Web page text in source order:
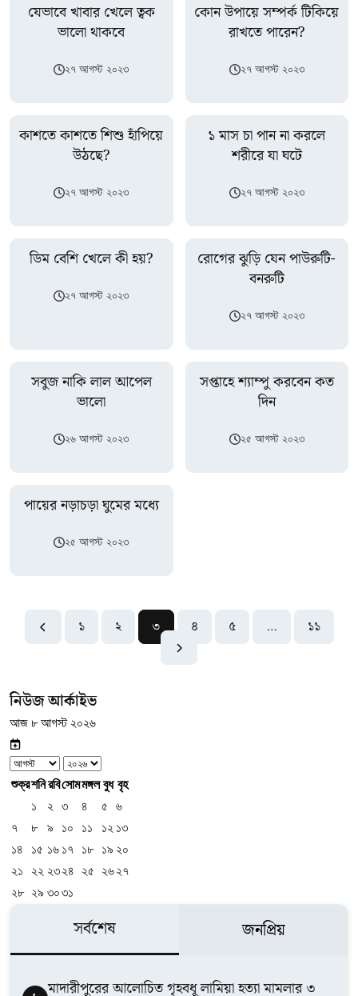
যেভাবে খাবার খেলে ত্বক
ভালো থাকবে
২৭ আগস্ট ২০২৩
কোন উপায়ে সম্পর্ক টিকিয়ে
রাখতে পারেন?
২৭ আগস্ট ২০২৩
কাশতে কাশতে শিশু হাঁপিয়ে
উঠছে?
২৭ আগস্ট ২০২৩
১ মাস চা পান না করলে
শরীরে যা ঘটে
২৭ আগস্ট ২০২৩
ডিম বেশি খেলে কী হয়?
২৭ আগস্ট ২০২৩
রোগের ঝুড়ি যেন পাউরুটি-
বনরুটি
২৭ আগস্ট ২০২৩
সবুজ নাকি লাল আপেল
ভালো
২৬ আগস্ট ২০২৩
সপ্তাহে শ্যাম্পু করবেন কত
দিন
২৫ আগস্ট ২০২৩
পায়ের নড়াচড়া ঘুমের মধ্যে
২৫ আগস্ট ২০২৩
১ ২ ৩ ৪ ৫ … ১১
নিউজ আর্কাইভ
আজ ৮ আগস্ট ২০২৬
শুক্রশনিরবিসোমমঙ্গল বুধ বৃহ
১
২ ৩ ৪ ৫
৬
৭
৮ ৯ ১০ ১১ ১২ ১৩
১৪
১৫ ১৬ ১৭ ১৮ ১৯ ২০
২১
২২ ২৩২৪ ২৫ ২৬২৭
২৮ ২৯ ৩০৩১
সর্বশেষ জনপ্রিয়
মাদারীপুরের আলোচিত গৃহবধূ লামিয়া হত্যা মামলার ৩